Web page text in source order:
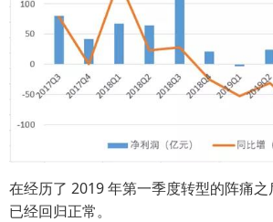
在经历了 2019 年第一季度转型的阵痛
已经回归正常。